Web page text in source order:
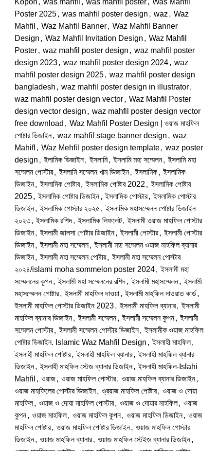
Poster 2025, was mahfil poster design , waz , Waz
Mahfil , Waz Mahfil Banner, Waz Mahfil Banner
Design , Waz Mahfil Invitation Design , Waz Mahfil
Poster, waz mahfil poster design , waz mahfil poster
design 2023, waz mahfil poster design 2024, waz
mahfil poster design 2025, waz mahfil poster design
bangladesh , waz mahfil poster design in illustrator,
waz mahfil poster design vector, Waz Mahfil Poster
design vector design , waz mahfil poster design vector
free download , Waz Mahfil Poster Design | ওয়াজ মাহফিল
পোষ্টার ডিজাইন, waz mahfil stage banner design , waz
Mahifl , Waz Mehfil poster design template, waz poster
design , ইলামিক ডিজাইন, ইসলামি, ইসলামি মহা সম্মেলন, ইসলামি মহা
সম্মেলন পোস্টার, ইসলামি সম্মেলন খাম ডিজাইন, ইসলামিক, ইসলামিক
ডিজাইন, ইসলামিক পোষ্টার, ইসলামিক পোষ্টার 2022 , ইসলামিক পোষ্টার
2025, ইসলামিক পোষ্টার ডিজাইন, ইসলামিক পোস্টার, ইসলামিক পোস্টার
ডিজাইন, ইসলামিক পোস্টার ২০২৫ , ইসলামিক মহাসম্মেলন পোষ্টার ডিজাইন
২০২৩, ইসলামিক রশিদ, ইসলামিক লিফলেট, ইসলামী ওয়াজ মাহফিল পোস্টার
ডিজাইন, ইসলামী জালসা পোষ্টার ডিজাইন, ইসলামী পোস্টার, ইসলামী পোস্টার
ডিজাইন, ইসলামী মহা সম্মেলন, ইসলামী মহা সম্মেলন ওয়াজ মাহফিল ব্যানার
ডিজাইন, ইসলামী মহা সম্মেলন পোষ্টার, ইসলামী মহা সম্মেলন পোস্টার
২০২৪/islami moha sommelon poster 2024, ইসলামী মহা
সম্মেলনের কূপন, ইসলামী মহা সম্মেলনের রশিদ, ইসলামী মহাসম্মেলন, ইসলামী
মহাসম্মেলন পোষ্টার, ইসলামী মাহফিল দাওয়া, ইসলামী মাহফিল দাওয়াত কার্ড,
ইসলামী মাহফিল পোস্টার ডিজাইন 2023, ইসলামী মাহফিল ব্যানার, ইসলামী
মাহফিল ব্যানার ডিজাইন, ইসলামী সম্মেলন, ইসলামী সম্মেলন কুপন, ইসলামী
সম্মেলন পোস্টার, ইসলামী সম্মেলন পোস্টার ডিজাইন, ইসলামীক ওয়াজ মাহফিল
পোষ্টার ডিজাইন. Islamic Waz Mahfil Design , ইসলাহী মাহফিল,
ইসলাহী মাহফিল পোষ্টার, ইসলাহী মাহফিল ব্যানার, ইসলাহী মাহফিল ব্যানার
ডিজাইন, ইসলাহী মাহফিল স্টেজ ব্যানার ডিজাইন, ইসলাহী মাহফিল-Islahi
Mahfil , ওয়াজ, ওয়াজ মাহফিল পোস্টার, ওয়াজ মাহফিল ব্যানার ডিজাইন,
ওয়াজ মাহফিলের পোস্টার ডিজাইন, ও্রয়াজ মাহফিল পোষ্টার, ওয়াজ ও দোয়া
মাহফিল, ওয়াজ ও দোয়া মাহফিল পোস্টার, ওয়াজ ও দোয়ার মাহফিল, ওয়াজ
কুপন, ওয়াজ মাহফিল, ওয়াজ মাহফিল কুপন, ওয়াজ মাহফিল ডিজাইন, ওয়াজ
মাহফিল পোষ্টার, ওয়াজ মাহফিল পোষ্টার ডিজাইন, ওয়াজ মাহফিল পোস্টার
ডিজাইন, ওয়াজ মাহফিল ব্যানার, ওয়াজ মাহফিল স্টেইজ ব্যানার ডিজাইন,